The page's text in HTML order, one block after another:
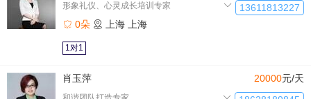
形象礼仪、心灵成长培训专家
0朵 上海 上海
13611813227
1对1
肖玉萍 20000元/天